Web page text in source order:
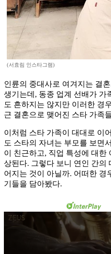
(서효림 인스타그램)
인륜의 중대사로 여겨지는 결
생기는데, 동종 업계 선배가 가
도 흔하지는 않지만 이러한 경
근 결혼으로 맺어진 스타 가족
이처럼 스타 가족이 대대로 이
도 스타의 자녀는 부모를 보면
이 친근하고, 직업 특성에 대한
상된다. 그렇다 보니 연인 간의
어지는 것이 아닐까. 어떠한 경
기들을 담아봤다.